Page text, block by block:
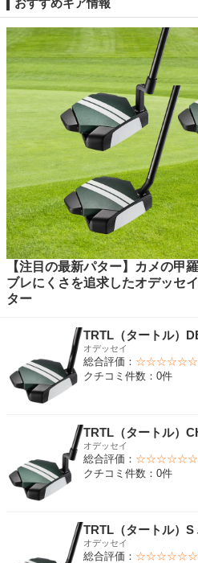
おすすめギア情報
【注目の最新パター】カメの甲
ブレにくさを追求したオデッセ
ター
TRTL（タートル）
オデッセイ
総合評価：
クチコミ件数：0件
TRTL（タートル）
オデッセイ
総合評価：
クチコミ件数：0件
TRTL（タートル）S
オデッセイ
総合評価：